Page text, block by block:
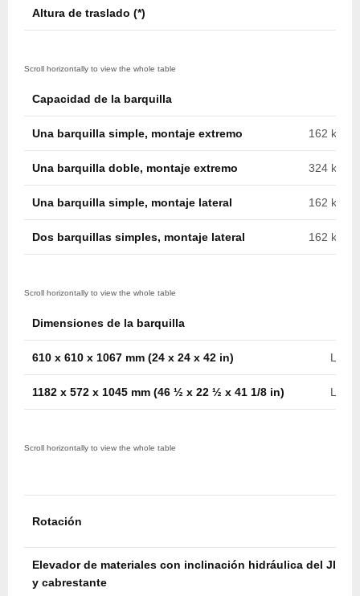
Altura de traslado (*)
Capacidad de la barquilla
Una barquilla simple, montaje extremo 162 kg
Una barquilla doble, montaje extremo 324 kg
Una barquilla simple, montaje lateral 162 kg
Dos barquillas simples, montaje lateral 162 kg c/
Dimensiones de la barquilla
610 x 610 x 1067 mm (24 x 24 x 42 in)
1182 x 572 x 1045 mm (46 ½ x 22 ½ x 41 1/8 in)
Rotación
Elevador de materiales con inclinación hidráulica del JIB
y cabrestante